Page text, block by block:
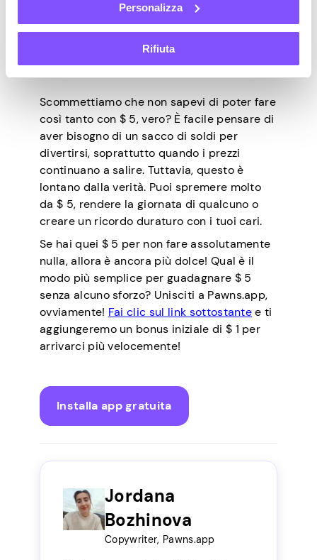
Personalizza
Rifiuta
Considerazioni finali
Scommettiamo che non sapevi di poter fare
così tanto con $ 5, vero? È facile pensare di
aver bisogno di un sacco di soldi per
divertirsi, soprattutto quando i prezzi
continuano a salire. Tuttavia, questo è
lontano dalla verità. Puoi spremere molto
da $ 5, rendere la giornata di qualcuno o
creare un ricordo duraturo con i tuoi cari.
Se hai quei $ 5 per non fare assolutamente
nulla, allora è ancora più dolce! Qual è il
modo più semplice per guadagnare $ 5
senza alcuno sforzo? Unisciti a Pawns.app,
ovviamente! Fai clic sul link sottostantee ti
aggiungeremo un bonus iniziale di $ 1 per
arrivarci più velocemente!
Installa app gratuita
Jordana
Bozhinova
Copywriter, Pawns.app